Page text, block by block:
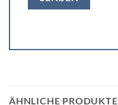
ÄHNLICHE PRODUKTE